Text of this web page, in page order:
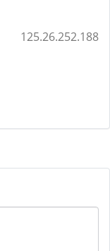
125.26.252.188